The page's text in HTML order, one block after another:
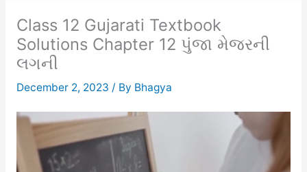
Class 12 Gujarati Textbook
Solutions Chapter 12 પુંજા મેજરની
લગની
December 2, 2023 / By Bhagya